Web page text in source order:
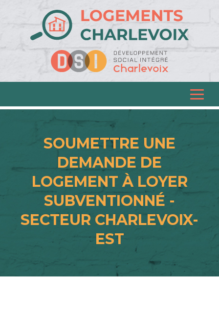
SOUMETTRE UNE
DEMANDE DE
LOGEMENT À LOYER
SUBVENTIONNÉ -
SECTEUR CHARLEVOIX-
EST